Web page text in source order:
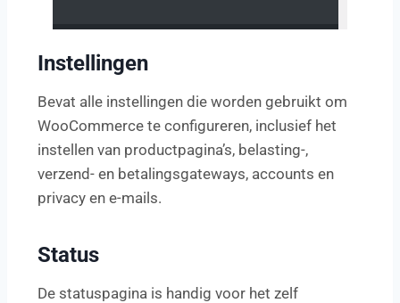
Instellingen
Bevat alle instellingen die worden gebruikt om
WooCommerce te configureren, inclusief het
instellen van productpagina’s, belasting-,
verzend- en betalingsgateways, accounts en
privacy en e-mails.
Status
De statuspagina is handig voor het zelf